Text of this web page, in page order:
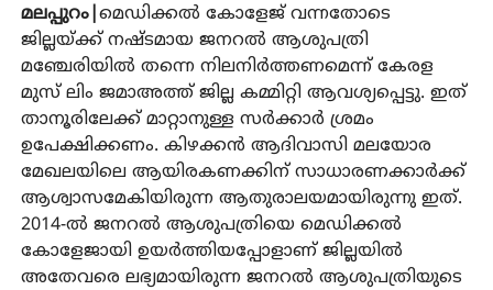
മലപ്പുറം| മെഡിക്കൽ കോളേജ് വന്നതോടെ
ജില്ലയ്ക്ക് നഷ്ടമായ ജനറൽ ആശുപത്രി
മഞ്ചേരിയിൽ തന്നെ നിലനിർത്തണമെന്ന് കേരള
മുസ് ലിം ജമാഅത്ത് ജില്ല കമ്മിറ്റി ആവശ്യപ്പെട്ടു. ഇത്
താനൂരിലേക്ക് മാറ്റാനുള്ള സർക്കാർ ശ്രമം
ഉപേക്ഷിക്കണം. കിഴക്കൻ ആദിവാസി മലയോര
മേഖലയിലെ ആയിരകണക്കിന് സാധാരണക്കാർക്ക്
ആശ്വാസമേകിയിരുന്ന ആതുരാലയമായിരുന്നു ഇത്.
2014-ൽ ജനറൽ ആശുപത്രിയെ മെഡിക്കൽ
കോളേജായി ഉയർത്തിയപ്പോളാണ് ജില്ലയിൽ
അതേവരെ ലഭ്യമായിരുന്ന ജനറൽ ആശുപത്രിയുടെ